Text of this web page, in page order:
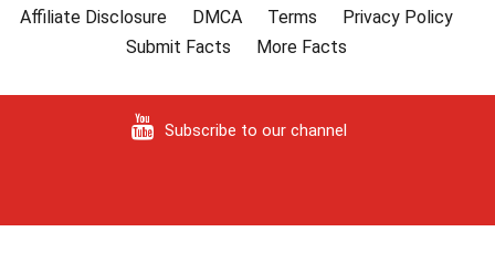
Affiliate Disclosure
DMCA Terms
Privacy Policy
Submit Facts
More Facts
Subscribe to our channel